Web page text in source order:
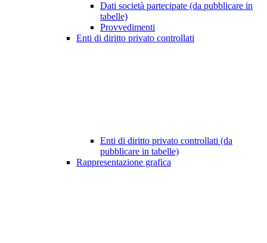
Dati società partecipate (da pubblicare in
tabelle)
Provvedimenti
Enti di diritto privato controllati
Enti di diritto privato controllati (da
pubblicare in tabelle)
Rappresentazione grafica